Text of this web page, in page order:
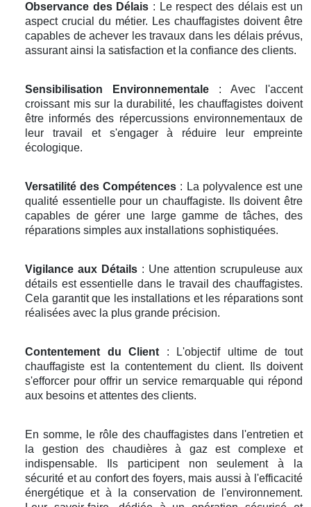
Observance des Délais : Le respect des délais est un
aspect crucial du métier. Les chauffagistes doivent être
capables de achever les travaux dans les délais prévus,
assurant ainsi la satisfaction et la confiance des clients.
Sensibilisation Environnementale : Avec l'accent
croissant mis sur la durabilité, les chauffagistes doivent
être informés des répercussions environnementaux de
leur travail et s'engager à réduire leur empreinte
écologique.
Versatilité des Compétences : La polyvalence est une
qualité essentielle pour un chauffagiste. Ils doivent être
capables de gérer une large gamme de tâches, des
réparations simples aux installations sophistiquées.
Vigilance aux Détails : Une attention scrupuleuse aux
détails est essentielle dans le travail des chauffagistes.
Cela garantit que les installations et les réparations sont
réalisées avec la plus grande précision.
Contentement du Client: L'objectif ultime de tout
chauffagiste est la contentement du client. Ils doivent
s'efforcer pour offrir un service remarquable qui répond
aux besoins et attentes des clients.
En somme, le rôle des chauffagistes dans l'entretien et
la gestion des chaudières à gaz est complexe et
indispensable. Ils participent non seulement à la
sécurité et au confort des foyers, mais aussi à l'efficacité
énergétique et à la conservation de l'environnement.